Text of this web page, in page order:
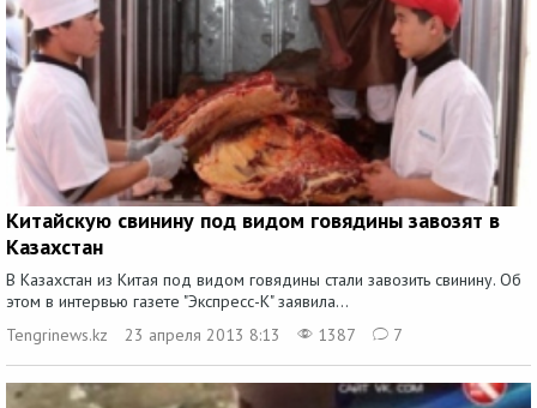
Китайскую свинину под видом говядины завозят в
Казахстан
В Казахстан из Китая под видом говядины стали завозить свинину. Об
этом в интервью газете "Экспресс-К" заявила...
Tengrinews.kz
23 апреля 2013 8:13 1387 7